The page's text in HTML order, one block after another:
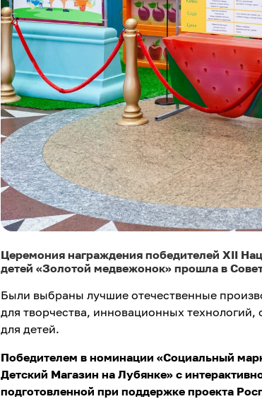
Церемония награждения победителей XII
детей «Золотой медвежонок» прошла в
Были выбраны лучшие отечественные
для творчества, инновационных
для детей.
Победителем в номинации «Социальный
Детский Магазин на Лубянке» с
подготовленной при поддержке проекта